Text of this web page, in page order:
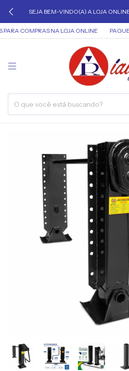
SEJA BEM-VINDO(A) A LOJA
COMPRAS NA LOJA ONLINE PAGUE